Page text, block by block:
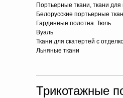
Портьерные ткани, ткани
Белорусские портьерные
Гардинные полотна. Тюль.
Вуаль
Ткани для скатертей с
Льняные ткани
Трикотажные